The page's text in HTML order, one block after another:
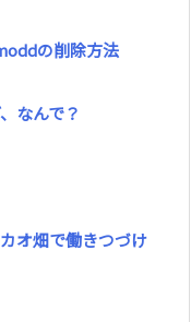
の削除方法
なんで？
オ畑で働きつづけ